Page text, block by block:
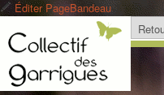
Éditer PageBandeau